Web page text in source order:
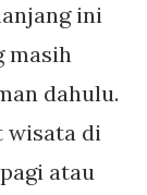
ini
masih
dahulu.
wisata di
atau